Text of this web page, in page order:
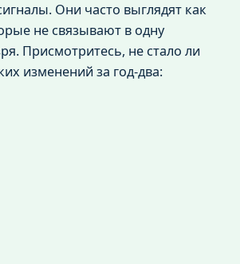
Они часто выглядят как
не связывают в одну
Присмотритесь, не стало ли
изменений за год‑два: